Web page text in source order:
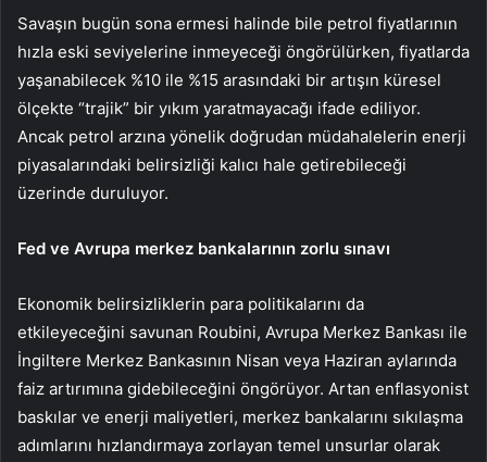
Savaşın bugün sona ermesi halinde bile petrol fiyatlarının
hızla eski seviyelerine inmeyeceği öngörülürken, fiyatlarda
yaşanabilecek %10 ile %15 arasındaki bir artışın küresel
ölçekte “trajik” bir yıkım yaratmayacağı ifade ediliyor.
Ancak petrol arzına yönelik doğrudan müdahalelerin enerji
piyasalarındaki belirsizliği kalıcı hale getirebileceği
üzerinde duruluyor.
Fed ve Avrupa merkez bankalarının zorlu sınavı
Ekonomik belirsizliklerin para politikalarını da
etkileyeceğini savunan Roubini, Avrupa Merkez Bankası ile
İngiltere Merkez Bankasının Nisan veya Haziran aylarında
faiz artırımına gidebileceğini öngörüyor. Artan enflasyonist
baskılar ve enerji maliyetleri, merkez bankalarını sıkılaşma
adımlarını hızlandırmaya zorlayan temel unsurlar olarak